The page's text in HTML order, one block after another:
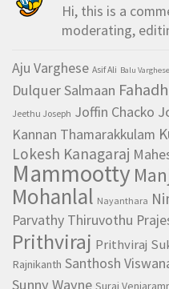
Hi, this is a
moderating,
Aju Varghese Asif Ali Balu Varghese
Dulquer Salmaan
Jeethu Joseph Joffin Chacko
Kannan Thamarakkulam
Lokesh Kanagaraj
Mammootty
Mohanlal Nayanthara
Parvathy Thiruvothu
Prithviraj Prithviraj
Rajnikanth Santhosh
Sunny Wayne Suraj